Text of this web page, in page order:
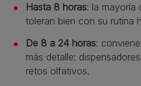
Hasta 8 horas: la mayoría
toleran bien con su rutina
De 8 a 24 horas:
más detalle:
retos olfativos.